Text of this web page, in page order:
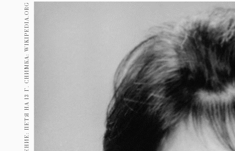
Пътувай
237
Здраве
Gentlemen
Wellness